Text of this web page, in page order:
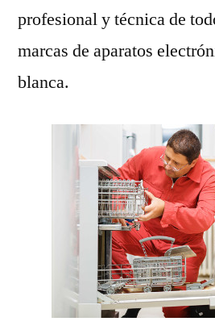
profesional y técnica de
marcas de aparatos
blanca.